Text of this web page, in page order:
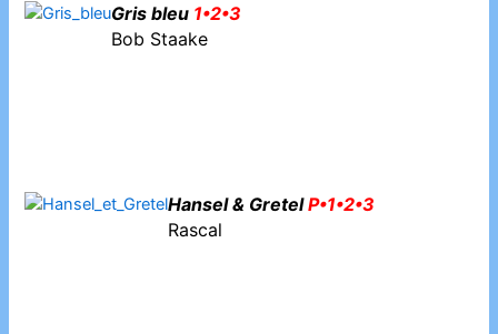
Gris bleu 1•2•3
Bob Staake
Hansel & GretelP•1•2•3
Rascal